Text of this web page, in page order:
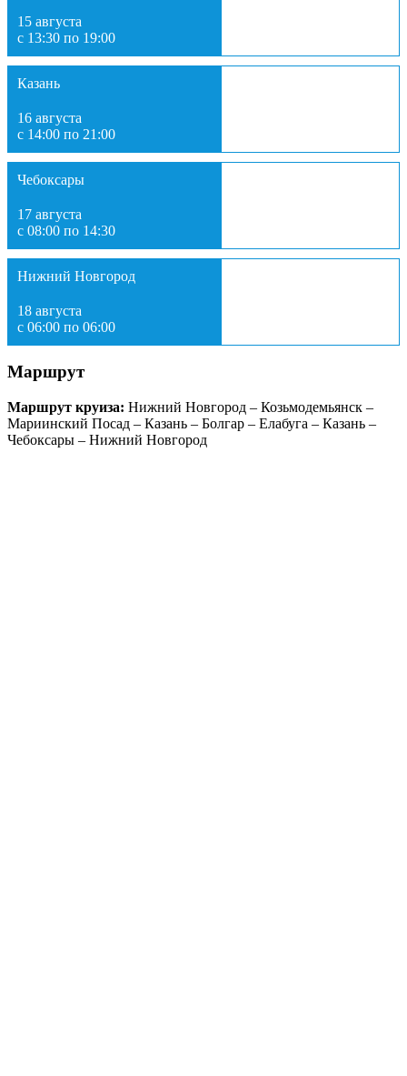
15 августа
с 13:30 по 19:00
Казань
16 августа
с 14:00 по 21:00
Чебоксары
17 августа
с 08:00 по 14:30
Нижний Новгород
18 августа
с 06:00 по 06:00
Маршрут
Маршрут круиза: Нижний Новгород – Козьмодемьянск –
Мариинский Посад – Казань – Болгар – Елабуга – Казань –
Чебоксары – Нижний Новгород